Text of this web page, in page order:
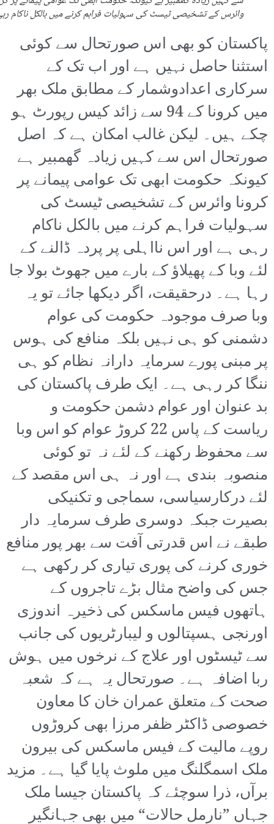
وائرس کے تشخیصی ٹیسٹ کی سہولیات فراہم کرنے میں بالکل ناکام
پاکستان کو بھی اس صورتحال سے کوئی
استثنا حاصل نہیں ہے اور اب تک کے
سرکاری اعدادوشمار کے مطابق ملک بھر
میں کرونا کے 94 سے زائد کیس رپورٹ ہو
چکے ہیں۔ لیکن غالب امکان ہے کہ اصل
صورتحال اس سے کہیں زیادہ گھمبیر ہے
کیونکہ حکومت ابھی تک عوامی پیمانے پر
کرونا وائرس کے تشخیصی ٹیسٹ کی
سہولیات فراہم کرنے میں بالکل ناکام
رہی ہے اور اس نااہلی پر پردہ ڈالنے کے
لئے وبا کے پھیلاؤ کے بارے میں جھوٹ بولا جا
رہا ہے۔ درحقیقت، اگر دیکھا جائے تو یہ
وبا صرف موجودہ حکومت کی عوام
دشمنی کو ہی نہیں بلکہ منافع کی ہوس
پر مبنی پورے سرمایہ دارانہ نظام کو ہی
ننگا کر رہی ہے۔ ایک طرف پاکستان کی
بد عنوان اور عوام دشمن حکومت و
ریاست کے پاس 22 کروڑ عوام کو اس وبا
سے محفوظ رکھنے کے لئے نہ تو کوئی
منصوبہ بندی ہے اور نہ ہی اس مقصد کے
لئے درکارسیاسی، سماجی و تکنیکی
بصیرت جبکہ دوسری طرف سرمایہ دار
طبقے نے اس قدرتی آفت سے بھر پور منافع
خوری کرنے کی پوری تیاری کر رکھی ہے
جس کی واضح مثال بڑے تاجروں کے
ہاتھوں فیس ماسکس کی ذخیرہ اندوزی
اورنجی ہسپتالوں و لیبارٹریوں کی جانب
سے ٹیسٹوں اور علاج کے نرخوں میں ہوش
ربا اضافہ ہے۔ صورتحال یہ ہے کہ شعبہ
صحت کے متعلق عمران خان کا معاون
خصوصی ڈاکٹر ظفر مرزا بھی کروڑوں
روپے مالیت کے فیس ماسکس کی بیرون
ملک اسمگلنگ میں ملوث پایا گیا ہے۔ مزید
برآں، ذرا سوچئے کہ پاکستان جیسا ملک
جہاں ”نارمل حالات“ میں بھی جہانگیر